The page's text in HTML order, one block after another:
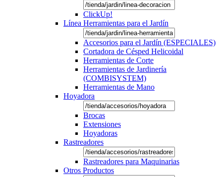
ClickUp!
Línea Herramientas para el Jardín
Accesorios para el Jardín (ESPECIALES)
Cortadora de Césped Helicoidal
Herramientas de Corte
Herramientas de Jardinería
(COMBISYSTEM)
Herramientas de Mano
Hoyadora
Brocas
Extensiones
Hoyadoras
Rastreadores
Rastreadores para Maquinarias
Otros Productos